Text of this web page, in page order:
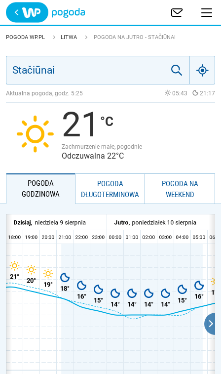
Trwa ładowanie
POLSKA
JAKOŚĆ POWIETRZA
POGODA WP.PL LITWA POGODA NA JUTRO - STAČIŪNAI
Aktualna pogoda, godz. 5:25 05:43 21:17
21
Zachmurzenie małe, pogodnie
Odczuwalna 22°C
POGODA
GODZINOWA
POGODA
DŁUGOTERMINOWA
POGODA NA
WEEKEND